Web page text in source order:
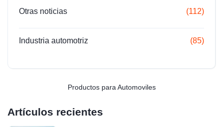
Otras noticias (112)
Industria automotriz (85)
Productos para Automoviles
Artículos recientes